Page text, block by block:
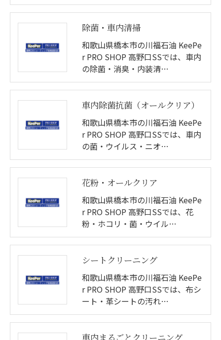
除菌・車内清掃
和歌山県橋本市の川福石油 KeePe
r PRO SHOP 高野口SSでは、車内
の除菌・消臭・内装清…
車内除菌抗菌（オールクリア）
和歌山県橋本市の川福石油 KeePe
r PRO SHOP 高野口SSでは、車内
の菌・ウイルス・ニオ…
花粉・オールクリア
和歌山県橋本市の川福石油 KeePe
r PRO SHOP 高野口SSでは、花
粉・ホコリ・菌・ウイル…
シートクリーニング
和歌山県橋本市の川福石油 KeePe
r PRO SHOP 高野口SSでは、布シ
ート・革シートの汚れ…